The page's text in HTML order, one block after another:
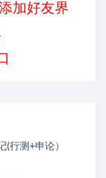
加好友界
(行测+申论）